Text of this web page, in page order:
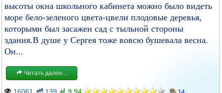
высоты окна школьного кабинета можно было видеть
море бело-зеленого цвета-цвели плодовые деревья,
которыми был засажен сад с тыльной стороны
здания.В душе у Сергея тоже вовсю бушевала весна.
Он...
Читать далее...